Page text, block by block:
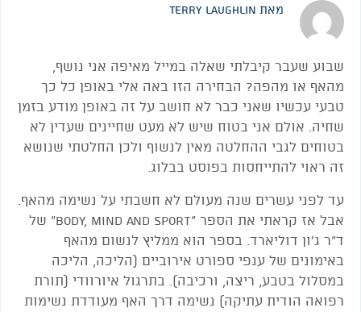
מאת Terry Laughlin
שבוע שעבר קיבלתי שאלה במייל מאיפה אני נושף,
מהאף או מהפה? הבחירה הזו באה אלי באופן כל כך
טבעי עכשיו שאני כבר לא חושב על זה באופן מודע בזמן
שחיה. אולם אני בטוח שיש לא מעט שחיינים שעדין לא
בטוחים לגבי ההחלטה מאין לנשוף ולכן החלטתי שנושא
זה ראוי להתייחסות בפוסט בבלוג.
עד לפני עשרים שנה מעולם לא חשבתי על נשימה מהאף.
אבל אז קראתי את הספר "Body, mind and sport" של
ד"ר ג'ון דוליארד. בספר הוא ממליץ לנשום מהאף
באימונים של ענפי ספורט אירוביים (הליכה, הליכה
במסלול בטבע, ריצה, ורכיבה). בתרגול איורוודי (תורת
רפואה הודית עתיקה) נשימה דרך האף מעודדת נשימות